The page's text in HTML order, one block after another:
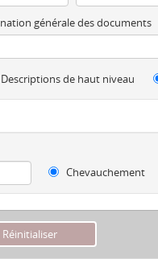
générale des documents
Descriptions de haut niveau
Chevauchement